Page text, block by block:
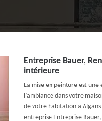
Entreprise Bauer,
intérieure
La mise en peinture est une
l’ambiance dans votre
de votre habitation à Algans
entreprise Entreprise